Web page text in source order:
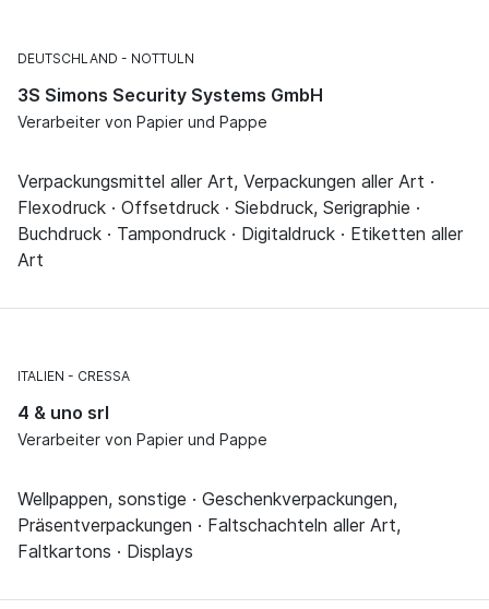
DEUTSCHLAND NOTTULN
3S Simons Security Systems GmbH
Verarbeiter von Papier und Pappe
Verpackungsmittel aller Art, Verpackungen aller Art ·
Flexodruck · Offsetdruck · Siebdruck, Serigraphie ·
Buchdruck · Tampondruck · Digitaldruck · Etiketten aller
Art
ITALIEN CRESSA
4 & uno srl
Verarbeiter von Papier und Pappe
Wellpappen, sonstige · Geschenkverpackungen,
Präsentverpackungen · Faltschachteln aller Art,
Faltkartons · Displays